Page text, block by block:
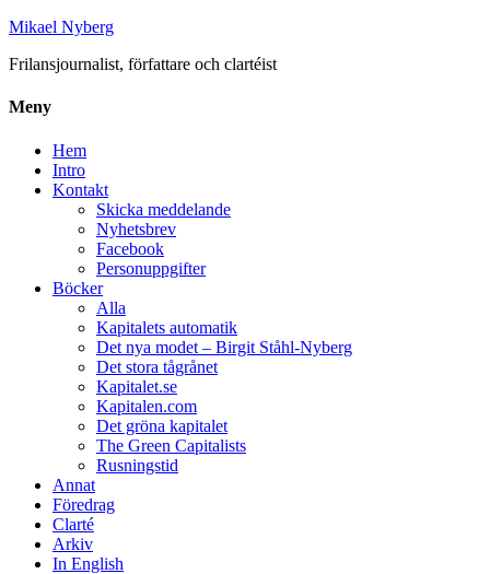
Mikael Nyberg
Frilansjournalist, författare och clartéist
Meny
Hem
Intro
Kontakt
Skicka meddelande
Nyhetsbrev
Facebook
Personuppgifter
Böcker
Alla
Kapitalets automatik
Det nya modet – Birgit Ståhl-Nyberg
Det stora tågrånet
Kapitalet.se
Kapitalen.com
Det gröna kapitalet
The Green Capitalists
Rusningstid
Annat
Föredrag
Clarté
Arkiv
In English